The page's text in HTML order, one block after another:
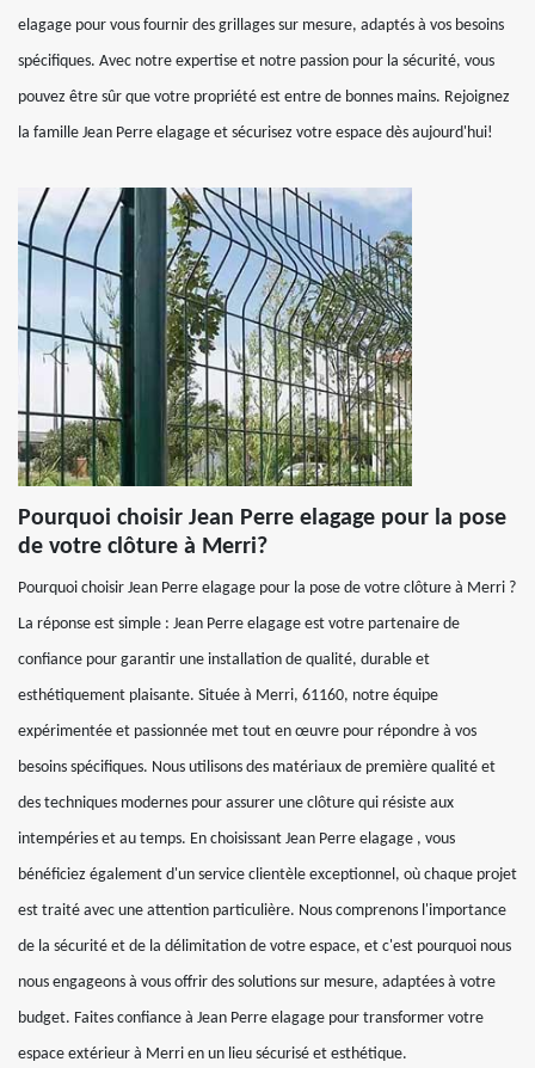
elagage pour vous fournir des grillages sur mesure, adaptés à vos besoins
spécifiques. Avec notre expertise et notre passion pour la sécurité, vous
pouvez être sûr que votre propriété est entre de bonnes mains. Rejoignez
la famille Jean Perre elagage et sécurisez votre espace dès aujourd'hui!
Pourquoi choisir Jean Perre elagage pour la pose
de votre clôture à Merri?
Pourquoi choisir Jean Perre elagage pour la pose de votre clôture à Merri ?
La réponse est simple : Jean Perre elagage est votre partenaire de
confiance pour garantir une installation de qualité, durable et
esthétiquement plaisante. Située à Merri, 61160, notre équipe
expérimentée et passionnée met tout en œuvre pour répondre à vos
besoins spécifiques. Nous utilisons des matériaux de première qualité et
des techniques modernes pour assurer une clôture qui résiste aux
intempéries et au temps. En choisissant Jean Perre elagage , vous
bénéficiez également d'un service clientèle exceptionnel, où chaque projet
est traité avec une attention particulière. Nous comprenons l'importance
de la sécurité et de la délimitation de votre espace, et c'est pourquoi nous
nous engageons à vous offrir des solutions sur mesure, adaptées à votre
budget. Faites confiance à Jean Perre elagage pour transformer votre
espace extérieur à Merri en un lieu sécurisé et esthétique.